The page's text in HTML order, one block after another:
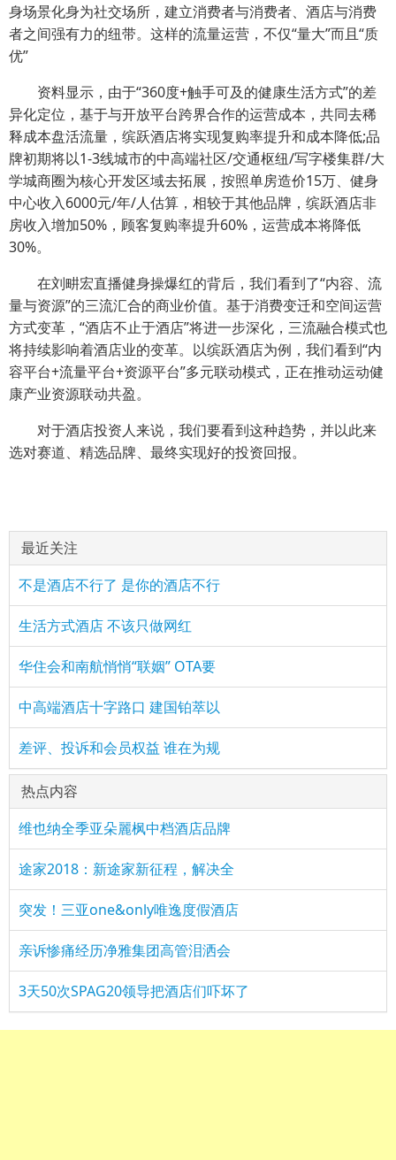
身场景化身为社交场所，建立消费者与消费者、酒店与消费
者之间强有力的纽带。这样的流量运营，不仅“量大”而且“质
优”
资料显示，由于“360度+触手可及的健康生活方式”的差
异化定位，基于与开放平台跨界合作的运营成本，共同去稀
释成本盘活流量，缤跃酒店将实现复购率提升和成本降低;品
牌初期将以1-3线城市的中高端社区/交通枢纽/写字楼集群/大
学城商圈为核心开发区域去拓展，按照单房造价15万、健身
中心收入6000元/年/人估算，相较于其他品牌，缤跃酒店非
房收入增加50%，顾客复购率提升60%，运营成本将降低
30%。
在刘畊宏直播健身操爆红的背后，我们看到了“内容、流
量与资源”的三流汇合的商业价值。基于消费变迁和空间运营
方式变革，“酒店不止于酒店”将进一步深化，三流融合模式也
将持续影响着酒店业的变革。以缤跃酒店为例，我们看到“内
容平台+流量平台+资源平台”多元联动模式，正在推动运动健
康产业资源联动共盈。
对于酒店投资人来说，我们要看到这种趋势，并以此来
选对赛道、精选品牌、最终实现好的投资回报。
最近关注
不是酒店不行了 是你的酒店不行
生活方式酒店 不该只做网红
华住会和南航悄悄“联姻” OTA要
中高端酒店十字路口 建国铂萃以
差评、投诉和会员权益 谁在为规
热点内容
维也纳全季亚朵麗枫中档酒店品牌
途家2018：新途家新征程，解决全
突发！三亚one&only唯逸度假酒店
亲诉惨痛经历净雅集团高管泪洒会
3天50次SPAG20领导把酒店们吓坏了